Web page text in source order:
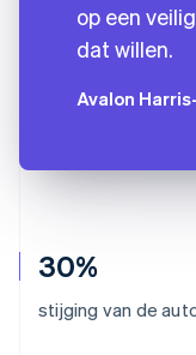
30%
stijging van de
op een
dat willen.
Avalon